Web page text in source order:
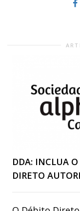
DDA: INCLUA
DIRETO